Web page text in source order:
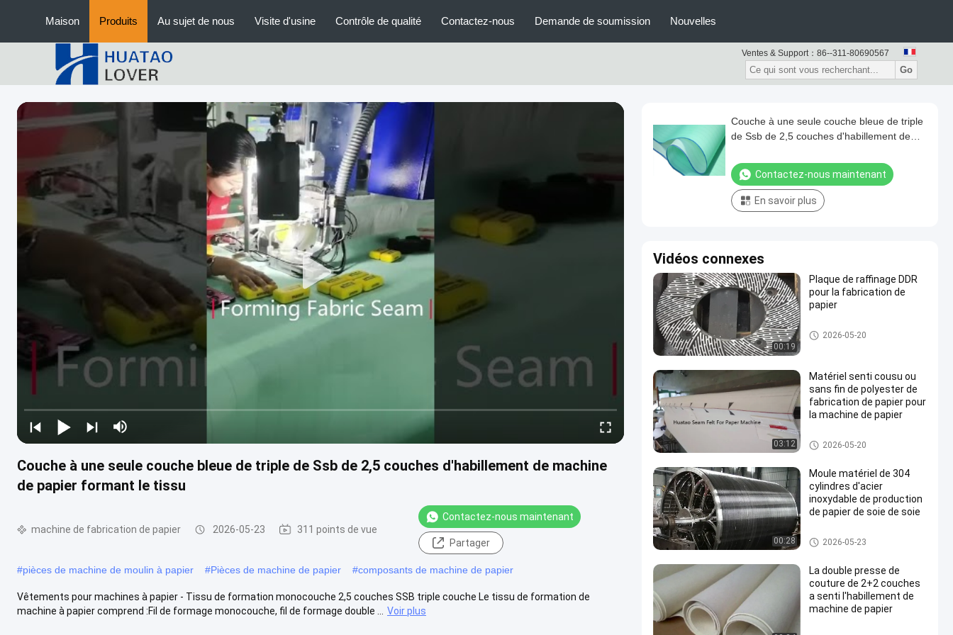
Maison Produits Au sujet de nous Visite d'usine Contrôle de qualité Contactez-nous Demande de soumission Nouvelles
Ventes & Support： 86--311-80690567
Go
Couche à une seule couche bleue de triple de Ssb de 2,5 couches d'habillement de machine
de papier formant le tissu
machine de fabrication de papier 2026-05-23 311 points de vue
Contactez-nous maintenant
Partager
#pièces de machine de moulin à papier #Pièces de machine de papier #composants de machine de papier
Vêtements pour machines à papier - Tissu de formation monocouche 2,5 couches SSB triple couche Le tissu de formation de
machine à papier comprend :Fil de formage monocouche, fil de formage double ...
Voir plus
Couche à une seule couche bleue de triple
de Ssb de 2,5 couches d'habillement de
Contactez-nous maintenant
En savoir plus
Vidéos connexes
00:19
Plaque de raffinage DDR
pour la fabrication de
papier
machine de fabrication de papi
er
2026-05-20
03:12
Matériel senti cousu ou
sans fin de polyester de
fabrication de papier pour
la machine de papier
machine de fabrication de papi
er
2026-05-20
00:28
Moule matériel de 304
cylindres d'acier
inoxydable de production
de papier de soie de soie
machine de fabrication de papi
er
2026-05-23
La double presse de
couture de 2+2 couches
a senti l'habillement de
machine de papier